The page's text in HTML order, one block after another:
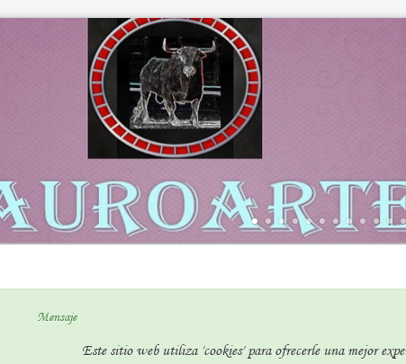
Mensaje
Este sitio web utiliza 'cookies' para ofrecerle una mejor